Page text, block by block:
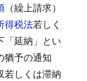
（繰上請求）
得税法若しく
「延納」とい
猶予の通知
若しくは滞納